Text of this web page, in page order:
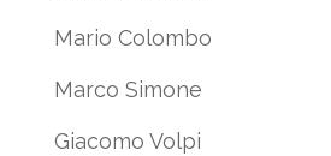
Mario Colombo
Marco Simone
Giacomo Volpi